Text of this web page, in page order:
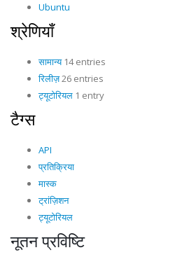
Ubuntu
श्रेणियाँ
सामान्य14 entries
रिलीज़26 entries
ट्यूटोरियल 1 entry
टैग्स
API
प्रतिक्रिया
मास्क
ट्रांज़िशन
ट्यूटोरियल
नूतन प्रविष्टि